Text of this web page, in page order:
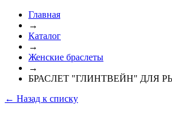
Главная
→
Каталог
→
Женские браслеты
→
БРАСЛЕТ "ГЛИНТВЕЙН" ДЛЯ
← Назад к списку